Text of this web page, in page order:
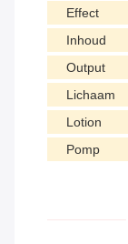
Effect
Inhoud
Output
Lichaam
Lotion
Pomp